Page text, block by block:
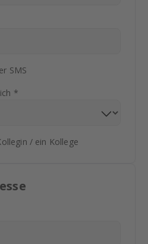
SMS
*
/ ein Kollege